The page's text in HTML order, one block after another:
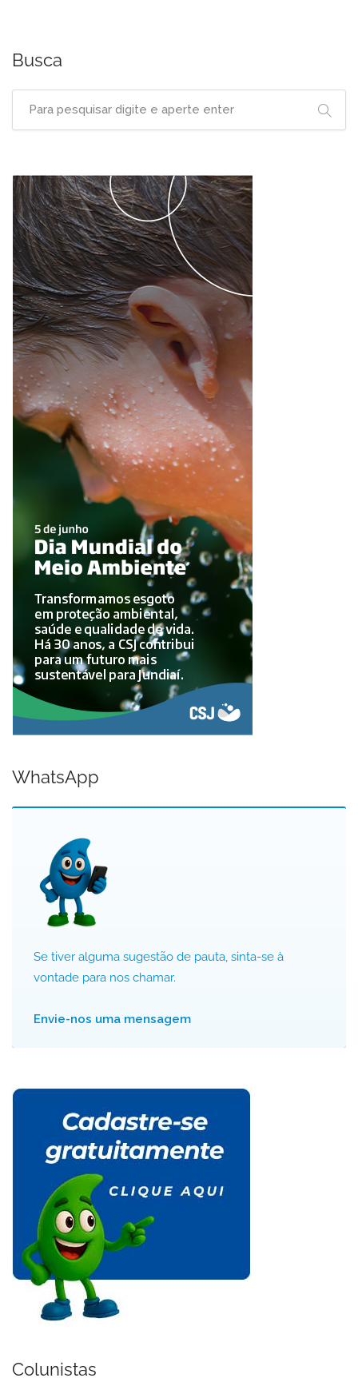
Busca
WhatsApp
Se tiver alguma sugestão de pauta, sinta-se à
vontade para nos chamar.
Envie-nos uma mensagem
Colunistas